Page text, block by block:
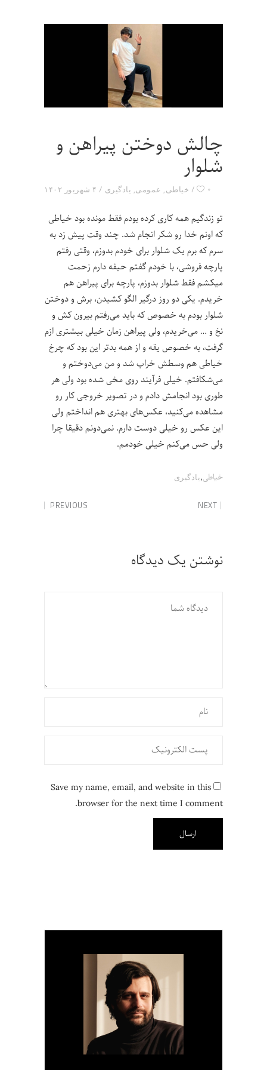
چالش دوختن پیراهن و
شلوار
۴ شهریور ۱۴۰۲ خیاطی, عمومی, یادگیری ۰
تو زندگیم همه کاری کرده بودم فقط مونده بود خیاطی
که اونم خدا رو شکر انجام شد. چند وقت پیش زد به
سرم که برم یک شلوار برای خودم بدوزم، وقتی رفتم
پارچه فروشی، با خودم گفتم حیفه دارم زحمت
میکشم فقط شلوار بدوزم، پارچه برای پیراهن هم
خریدم. یکی دو روز درگیر الگو کشیدن، برش و دوختن
شلوار بودم به خصوص که باید می‌رفتم بیرون کش و
نخ و … می‌خریدم، ولی پیراهن زمان خیلی بیشتری ازم
گرفت، به خصوص یقه و از همه بدتر این بود که چرخ
خیاطی هم وسطش خراب شد و من می‌دوختم و
می‌شکافتم. خیلی فرآیند روی مخی شده بود ولی هر
طوری بود انجامش دادم و در تصویر خروجی کار رو
مشاهده می‌کنید، عکس‌های بهتری هم انداختم ولی
این عکس رو خیلی دوست دارم. نمی‌دونم دقیقا چرا
ولی حس می‌کنم خیلی خودمم.
خیاطی,یادگیری
PREVIOUS NEXT
نوشتن یک دیدگاه
Save my name, email, and website in this
browser for the next time I comment.